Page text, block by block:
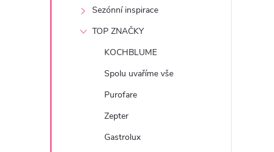
Sezónní inspirace
TOP ZNAČKY
KOCHBLUME
Spolu uvaříme vše
Purofare
Zepter
Gastrolux